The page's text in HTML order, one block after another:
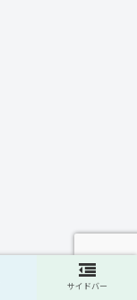
サイドバー